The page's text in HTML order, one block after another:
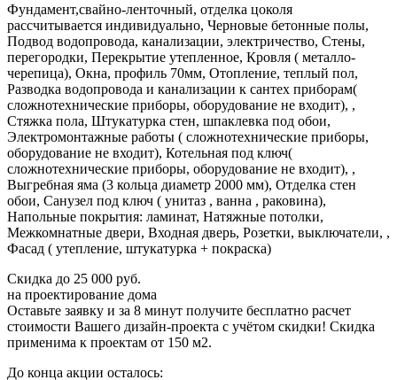
Фундамент,свайно-ленточный, отделка цоколя
рассчитывается индивидуально, Черновые бетонные полы,
Подвод водопровода, канализации, электричество, Стены,
перегородки, Перекрытие утепленное, Кровля ( металло-
черепица), Окна, профиль 70мм, Отопление, теплый пол,
Разводка водопровода и канализации к сантех приборам(
сложнотехнические приборы, оборудование не входит), ,
Стяжка пола, Штукатурка стен, шпаклевка под обои,
Электромонтажные работы ( сложнотехнические приборы,
оборудование не входит), Котельная под ключ(
сложнотехнические приборы, оборудование не входит), ,
Выгребная яма (3 кольца диаметр 2000 мм), Отделка стен
обои, Санузел под ключ ( унитаз , ванна , раковина),
Напольные покрытия: ламинат, Натяжные потолки,
Межкомнатные двери, Входная дверь, Розетки, выключатели, ,
Фасад ( утепление, штукатурка + покраска)
Скидка до 25 000 руб.
на проектирование дома
Оставьте заявку и за 8 минут получите бесплатно расчет
стоимости Вашего дизайн-проекта с учётом скидки! Скидка
применима к проектам от 150 м2.
До конца акции осталось: